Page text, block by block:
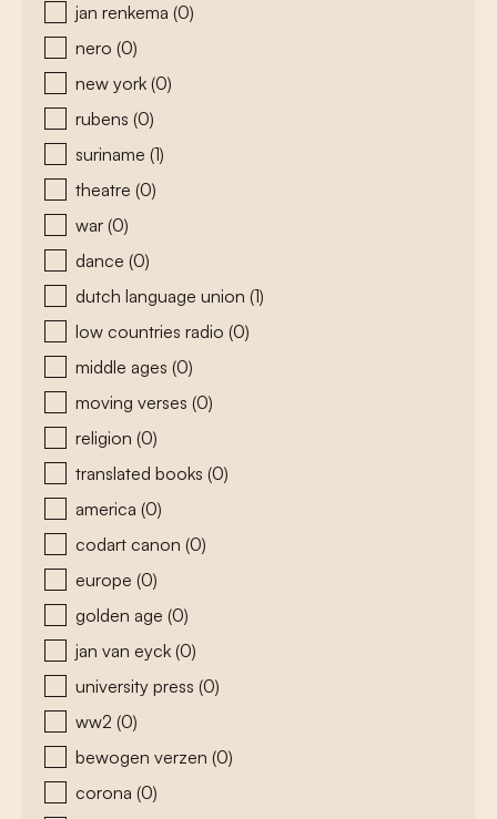
jan renkema (0)
nero (0)
new york (0)
rubens (0)
suriname (1)
theatre (0)
war (0)
dance (0)
dutch language union (1)
low countries radio (0)
middle ages (0)
moving verses (0)
religion (0)
translated books (0)
america (0)
codart canon (0)
europe (0)
golden age (0)
jan van eyck (0)
university press (0)
ww2 (0)
bewogen verzen (0)
corona (0)